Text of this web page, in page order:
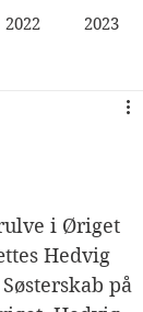
2022 2023
i Øriget
Hedvig
på